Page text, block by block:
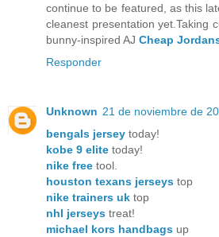
continue to be featured, as this
cleanest presentation yet.Taking
bunny-inspired AJ Cheap
Responder
Unknown 21 de noviembre de
bengals jersey today!
kobe 9 elite today!
nike free tool.
houston texans jerseys top
nike trainers uk top
nhl jerseys treat!
michael kors handbags up